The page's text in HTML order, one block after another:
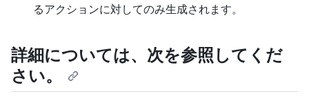
るアクションに対してのみ生成されます。
詳細については、次を参照してくだ
さい。